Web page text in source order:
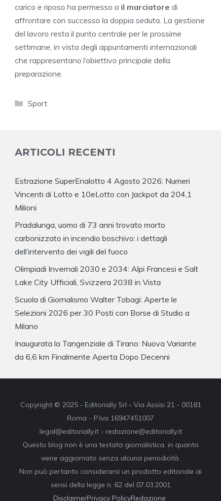
carico e riposo ha permesso a il marciatore di
affrontare con successo la doppia seduta. La gestione
del lavoro resta il punto centrale per le prossime
settimane, in vista degli appuntamenti internazionali
che rappresentano l’obiettivo principale della
preparazione.
Categorie
Sport
ARTICOLI RECENTI
Estrazione SuperEnalotto 4 Agosto 2026: Numeri
Vincenti di Lotto e 10eLotto con Jackpot da 204,1
Milioni
Pradalunga, uomo di 73 anni trovato morto
carbonizzato in incendio boschivo: i dettagli
dell’intervento dei vigili del fuoco
Olimpiadi Invernali 2030 e 2034: Alpi Francesi e Salt
Lake City Ufficiali, Svizzera 2038 in Vista
Scuola di Giornalismo Walter Tobagi: Aperte le
Selezioni 2026 per 30 Posti con Borse di Studio a
Milano
Inaugurata la Tangenziale di Tirano: Nuova Variante
da 6,6 km Finalmente Aperta Dopo Decenni
Copyright © 2025 - Editorially Srl - Via Assisi 21 - 00181
Roma - P.Iva 16947451007
legal@editorially.it - redazione@editorially.it
Questo blog non è una testata giornalistica, in quanto
viene aggiornato senza alcuna periodicità.
Non può pertanto considerarsi un prodotto editoriale ai
sensi della legge n. 62 del 07.03.2001
DisclaimerPrivacy PolicyRedazione